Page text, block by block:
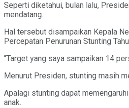
Seperti diketahui, bulan lalu,
mendatang.
Hal tersebut disampaikan Kepala
Percepatan Penurunan Stunting
“Target yang saya sampaikan 14
Menurut Presiden, stunting masih
Apalagi stunting dapat
anak.